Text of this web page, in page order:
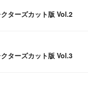
ターズカット版 Vol.2
ターズカット版 Vol.3